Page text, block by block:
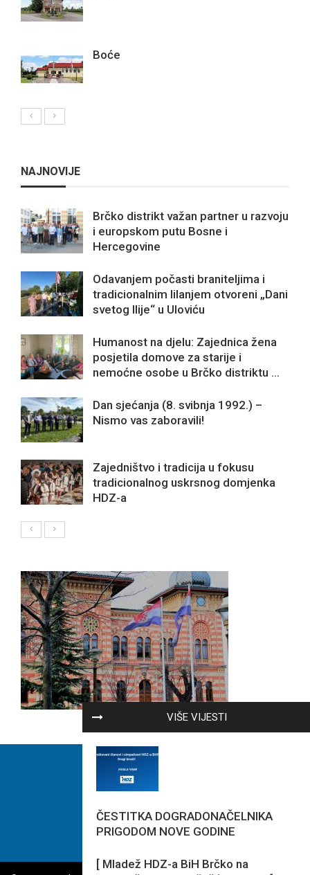
VIŠE VIJESTI
ČESTITKA DOGRADONAČELNIKA
PRIGODOM NOVE GODINE
[ Mladež HDZ-a BiH Brčko na
Boće
NAJNOVIJE
Brčko distrikt važan partner u razvoju
i europskom putu Bosne i
Hercegovine
Odavanjem počasti braniteljima i
tradicionalnim lilanjem otvoreni „Dani
svetog Ilije“ u Uloviću
Humanost na djelu: Zajednica žena
posjetila domove za starije i
nemoćne osobe u Brčko distriktu ...
Dan sjećanja (8. svibnja 1992.) –
Nismo vas zaboravili!
Zajedništvo i tradicija u fokusu
tradicionalnog uskrsnog domjenka
HDZ-a